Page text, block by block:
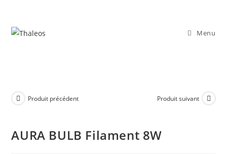
Menu
Produit précédent Produit suivant
AURA BULB Filament 8W